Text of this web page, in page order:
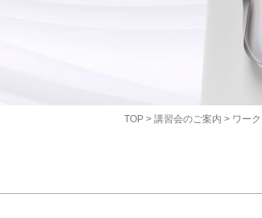
TOP > 講習会のご案内 > ワー